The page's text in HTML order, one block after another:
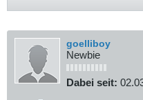
goelliboy
Newbie
Dabei seit: